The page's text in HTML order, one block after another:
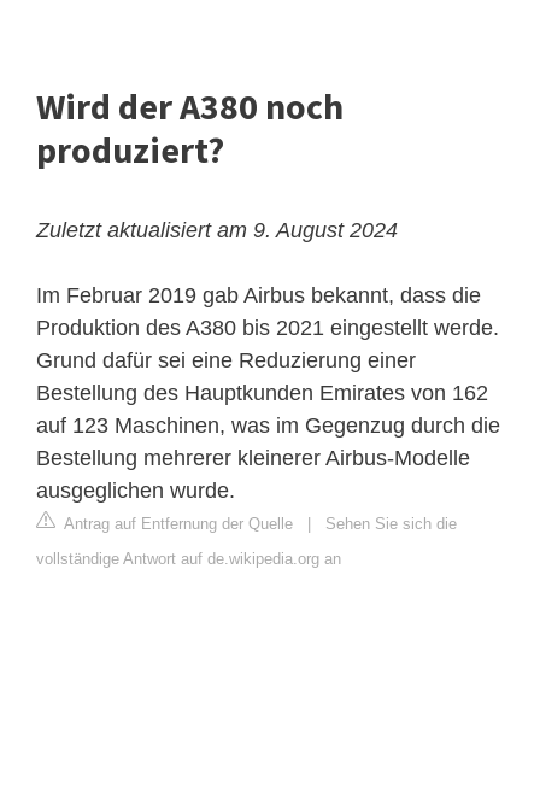
Wird der A380 noch
produziert?
Zuletzt aktualisiert am 9. August 2024
Im Februar 2019 gab Airbus bekannt, dass die
Produktion des A380 bis 2021 eingestellt werde.
Grund dafür sei eine Reduzierung einer
Bestellung des Hauptkunden Emirates von 162
auf 123 Maschinen, was im Gegenzug durch die
Bestellung mehrerer kleinerer Airbus-Modelle
ausgeglichen wurde.
Antrag auf Entfernung der Quelle
Sehen Sie sich die
vollständige Antwort auf de.wikipedia.org an